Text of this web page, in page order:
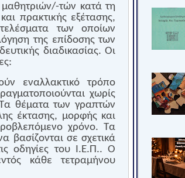
τών κατά τη
πρακτικής εξέτασης,
των οποίων
της επίδοσης των
διαδικασίας. Οι
εναλλακτικό τρόπο
χωρίς
θέματα των γραπτών
έκτασης, μορφής και
χρόνο. Τα
βασίζονται σε σχετικά
οδηγίες του Ι.Ε.Π.. Ο
κάθε τετραμήνου